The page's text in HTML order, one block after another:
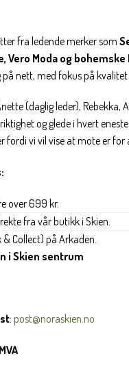
fra ledende merker som
Vero Moda og bohemske
nett, med fokus på kvalitet
(daglig leder), Rebekka,
og glede i hvert
fordi vi vil vise at mote er for
over 699 kr.
fra vår butikk i Skien.
& Collect) på Arkaden.
i Skien sentrum
: post@noraskien.no